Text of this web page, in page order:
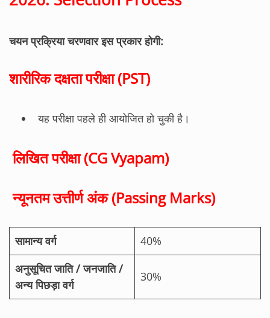
चयन प्रक्रिया चरणवार इस प्रकार होगी:
शारीरिक दक्षता परीक्षा (PST)
यह परीक्षा पहले ही आयोजित हो चुकी है।
लिखित परीक्षा (CG Vyapam)
न्यूनतम उत्तीर्ण अंक (Passing Marks)
सामान्य वर्ग
40%
अनुसूचित जाति / जनजाति /
अन्य पिछड़ा वर्ग
30%